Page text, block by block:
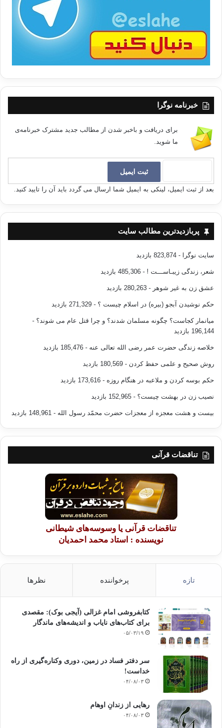
خبرنامه نوگرا
برای دریافت و باخبر شدن از مطالب جدید مشترک خبرنامه‌ی
ما شوید.
بعد از ثبت ایمیل، لینکی به ایمیل شما ارسال می گردد باید آن را تایید کنید.
پربازدیدترین مطالب سایت
سایت نوگرا - 823,874 بازدید
شعر، زندگی زیبـاســـت ! - 485,306 بازدید
عشق زن به غیر شوهر - 280,263 بازدید
حکم نوشیدن آبجو (بیره) در اسلام چیست ؟ - 271,329 بازدید
میانمار کجاست؟ چگونه مسلمان شدند؟ و چرا قتل عام می شوند؟ -
196,144 بازدید
خلاصه زندگی حضرت عمر رضی الله تعالی عنه - 185,476 بازدید
روش صحیح و علمی حفظ کردن - 180,569 بازدید
حکم بوسه کردن و ملاعبه در هنگام روزه - 173,616 بازدید
نصیب زن در بهشت چیست؟ - 152,965 بازدید
بیست و هشت معجزه از معجزات حضرت محمّد رسول الله - 148,961 بازدید
تناقضات قرآنی
تناقضات قرآنی یا وسوسه‌های شیطانی
نویسنده : استاد محمد احمدیان
تازه پرخواننده نظرها
کتابفروشی امام غزالی (آیجی بوک): مقصدی
برای کتاب‌های نایاب و اندیشه‌های ماندگار
۰۵/۰۳/۱۹
سر دفتر فساد در زمین‌، دوری وکناره‌گیری از راه
خداست‌!
۰۴/۰۸/۰۳
رهایی از زندانِ اوهام
۰۴/۰۸/۰۳